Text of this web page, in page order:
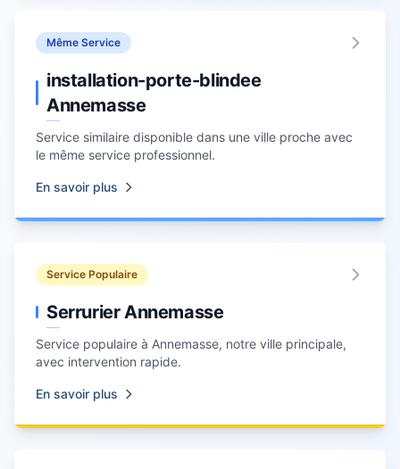
Même Service
installation-porte-blindee
Annemasse
Service similaire disponible dans une ville proche avec
le même service professionnel.
En savoir plus
Service Populaire
Serrurier Annemasse
Service populaire à Annemasse, notre ville principale,
avec intervention rapide.
En savoir plus